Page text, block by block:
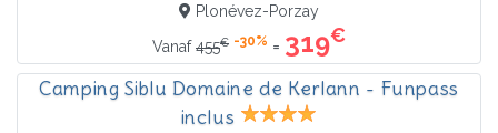
Plonévez-Porzay
Vanaf455€ -30% = 319€
Camping Siblu Domaine de Kerlann - Funpass
inclus